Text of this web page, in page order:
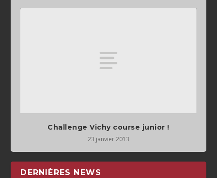
Challenge Vichy course junior !
23 janvier 2013
DERNIÈRES NEWS